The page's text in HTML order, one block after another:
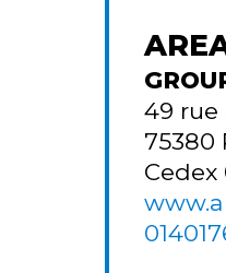
49 rue
75380
Cedex